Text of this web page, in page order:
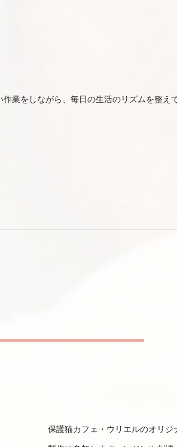
業をしながら、毎日の生活のリズムを整え
保護猫カフェ・ウリエルのオリジ